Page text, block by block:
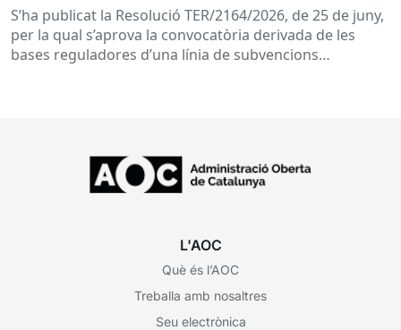
S’ha publicat la Resolució TER/2164/2026, de 25 de juny,
per la qual s’aprova la convocatòria derivada de les
bases reguladores d’una línia de subvencions
L'AOC
Què és l’AOC
Treballa amb nosaltres
Seu electrònica